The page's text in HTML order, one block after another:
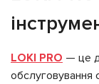
LOKI PRO — це
обслуговування